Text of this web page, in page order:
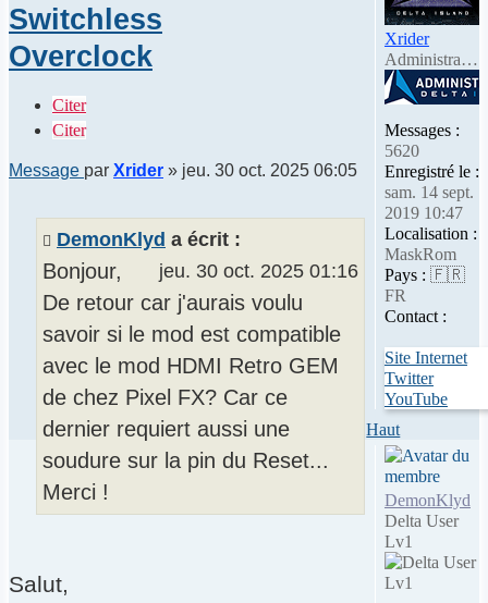
Xrider
Administrateur
Messages :
5620
Enregistré le :
sam. 14 sept.
2019 10:47
Localisation :
MaskRom
Pays : 🇫🇷
FR
Contact :
Site Internet
Twitter
YouTube
Switchless
Overclock
Citer
Citer
Message par Xrider » jeu. 30 oct. 2025 06:05
DemonKlyd a écrit :
jeu. 30 oct. 2025 01:16
Bonjour,
De retour car j'aurais voulu
savoir si le mod est compatible
avec le mod HDMI Retro GEM
de chez Pixel FX? Car ce
dernier requiert aussi une
soudure sur la pin du Reset...
Merci !
Salut,
Haut
DemonKlyd
Delta User
Lv1